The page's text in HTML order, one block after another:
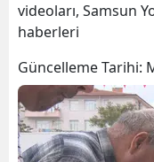
videoları, Samsun
haberleri
Güncelleme Tarihi: